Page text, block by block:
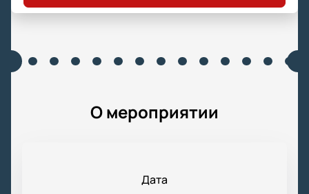
О мероприятии
Дата